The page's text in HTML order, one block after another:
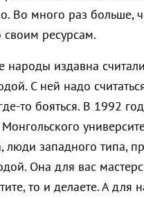
Во много раз больше,
своим ресурсам.
народы издавна
С ней надо
то бояться. В 1992
люди западного типа,
Она для вас
то и делаете. А для